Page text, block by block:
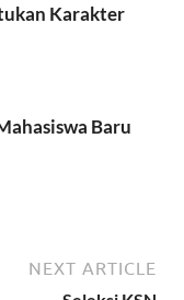
Karakter
Baru
NEXT ARTICLE